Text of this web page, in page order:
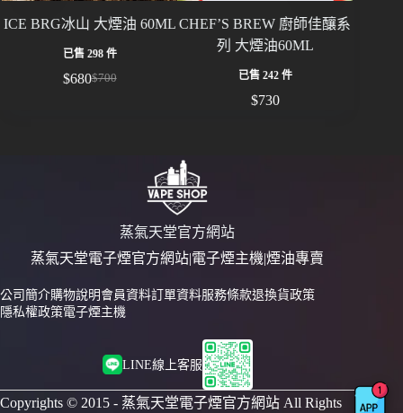
ICE BRG冰山 大煙油 60ML
已售 298 件
$700
$680
CHEF’S BREW 廚師佳釀系
列 大煙油60ML
已售 242 件
$730
蒸氣天堂官方網站
蒸氣天堂電子煙官方網站|電子煙主機|煙油專賣
公司簡介購物說明 會員資料訂單資料服務條款退換貨政策
隱私權政策電子煙主機
LINE線上客服
Copyrights © 2015 - 蒸氣天堂電子煙官方網站 All Rights